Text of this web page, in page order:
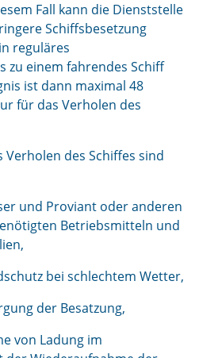
Fall kann die Dienststelle
Schiffsbesetzung
reguläres
zu einem fahrendes Schiff
ist dann maximal 48
für das Verholen des
des Schiffes sind
und Proviant oder anderen
Betriebsmitteln und
bei schlechtem Wetter,
der Besatzung,
von Ladung im